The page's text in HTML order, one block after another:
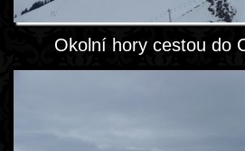
Okolní hory cestou do